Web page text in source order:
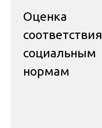
Оценка
соответствия
социальным
нормам